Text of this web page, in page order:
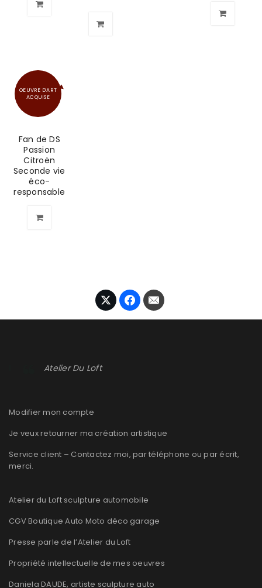
OEUVRE D'ART
ACQUISE
Fan de DS
Passion
Citroën
Seconde vie
éco-
responsable
Atelier Du Loft
Modifier mon compte
Je veux retourner ma création artistique
Service client – Contactez moi, par téléphone ou par écrit,
merci.
Atelier du Loft sculpture automobile
CGV Boutique Auto Moto déco garage
Presse parle de l’Atelier du Loft
Propriété intellectuelle de mes oeuvres
Daniela DAUDE, artiste sculpture auto